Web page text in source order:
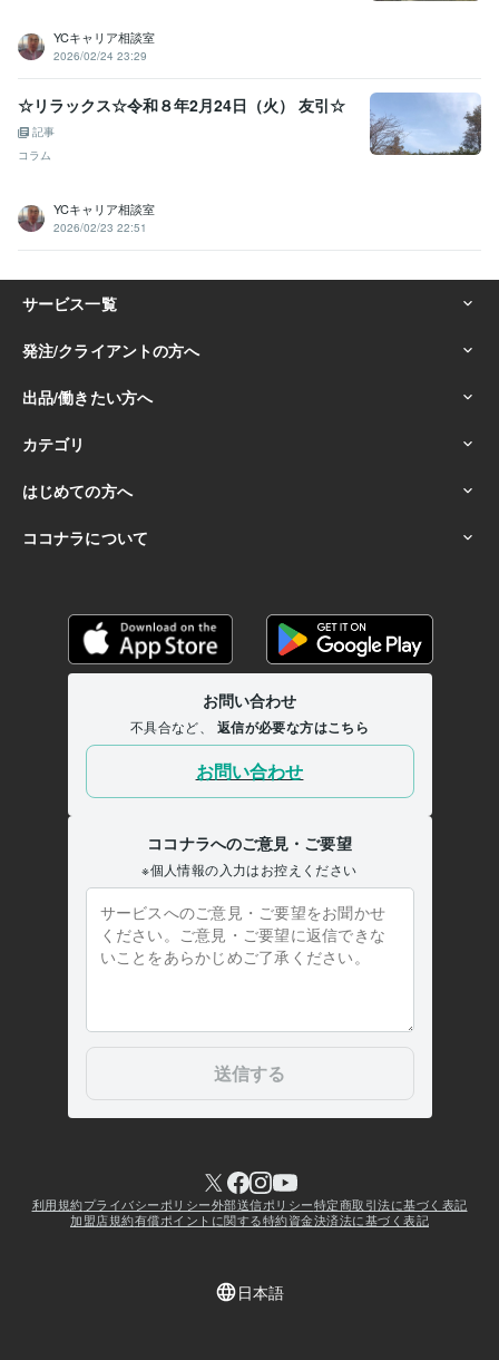
YCキャリア相談室
2026/02/24 23:29
☆リラックス☆令和８年2月24日（火） 友引☆
記事
コラム
YCキャリア相談室
2026/02/23 22:51